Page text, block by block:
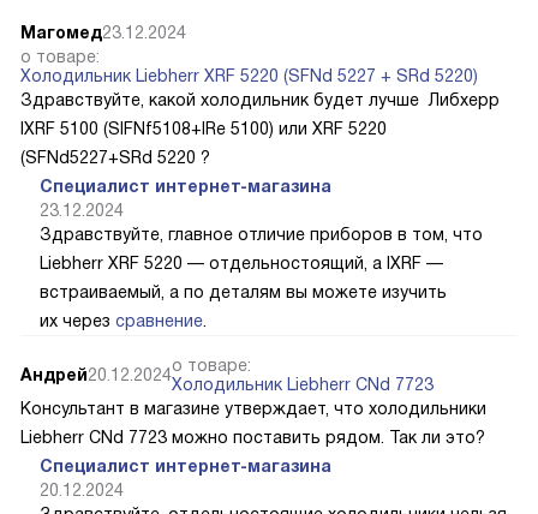
Магомед23.12.2024
о товаре:
Холодильник Liebherr XRF 5220 (SFNd 5227 + SRd 5220)
Здравствуйте, какой холодильник будет лучше Либхерр
IXRF 5100 (SIFNf5108+IRe 5100) или XRF 5220
(SFNd5227+SRd 5220 ?
Специалист интернет-магазина
23.12.2024
Здравствуйте, главное отличие приборов в том, что
Liebherr XRF 5220 — отдельностоящий, а IXRF —
встраиваемый, а по деталям вы можете изучить
их через сравнение
Андрей20.12.2024о товаре:
Холодильник Liebherr CNd 7723
Консультант в магазине утверждает, что холодильники
Liebherr CNd 7723 можно поставить рядом. Так ли это?
Специалист интернет-магазина
20.12.2024